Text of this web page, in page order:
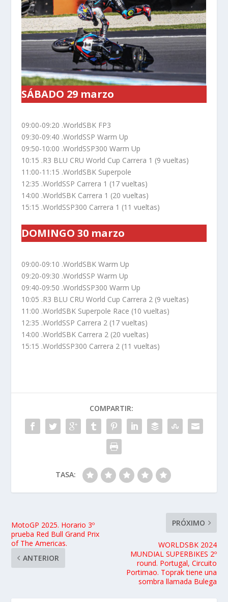
SÁBADO 29 marzo
09:00-09:20 .WorldSBK FP3
09:30-09:40 .WorldSSP Warm Up
09:50-10:00 .WorldSSP300 Warm Up
10:15 .R3 BLU CRU World Cup Carrera 1 (9 vueltas)
11:00-11:15 .WorldSBK Superpole
12:35 .WorldSSP Carrera 1 (17 vueltas)
14:00 .WorldSBK Carrera 1 (20 vueltas)
15:15 .WorldSSP300 Carrera 1 (11 vueltas)
DOMINGO 30 marzo
09:00-09:10 .WorldSBK Warm Up
09:20-09:30 .WorldSSP Warm Up
09:40-09:50 .WorldSSP300 Warm Up
10:05 .R3 BLU CRU World Cup Carrera 2 (9 vueltas)
11:00 .WorldSBK Superpole Race (10 vueltas)
12:35 .WorldSSP Carrera 2 (17 vueltas)
14:00 .WorldSBK Carrera 2 (20 vueltas)
15:15 .WorldSSP300 Carrera 2 (11 vueltas)
COMPARTIR:
TASA:
MotoGP 2025. Horario 3º
prueba Red Bull Grand Prix
of The Americas.
ANTERIOR
PRÓXIMO
WORLDSBK 2024
MUNDIAL SUPERBIKES 2º
round. Portugal, Circuito
Portimao. Toprak tiene una
sombra llamada Bulega